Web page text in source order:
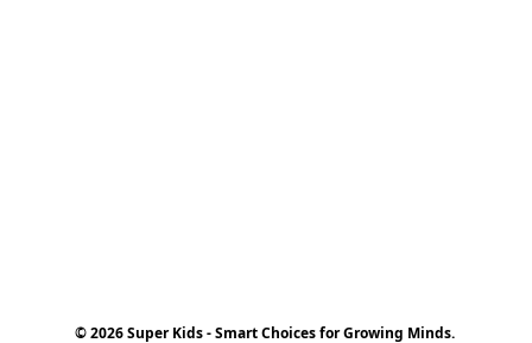
© 2026 Super Kids - Smart Choices for Growing Minds.